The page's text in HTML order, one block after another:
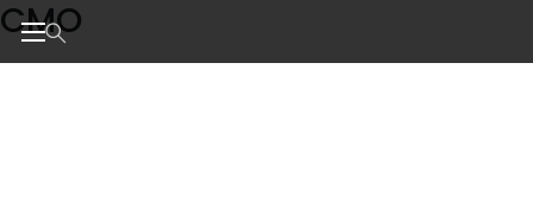
Skip
to
the
CMO